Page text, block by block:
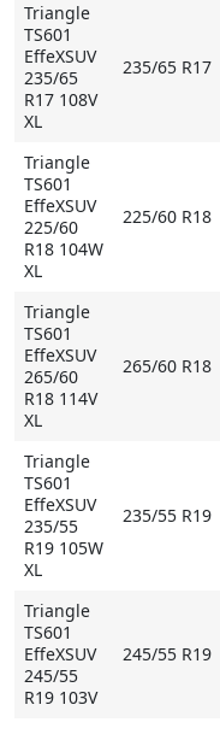
тоннель. Оно
задерживаться, а
действием
глубину рисунка.
Основные
- асимметричный
курсовой
самоочищающимися
зацепа на легкой
- специальная
очищения
повреждений;
- особый компаунд
различных
условиях.
* Внимание: летние
обозначением M+S
Купить Triangle
Triangle
TS601
EffeXSUV
235/65
R17 108V
XL
235/65 R17
Triangle
TS601
EffeXSUV
225/60
R18 104W
XL
225/60 R18
Triangle
TS601
EffeXSUV
265/60
R18 114V
XL
265/60 R18
Triangle
TS601
EffeXSUV
235/55
R19 105W
XL
235/55 R19
Triangle
TS601
EffeXSUV
245/55
R19 103V
245/55 R19